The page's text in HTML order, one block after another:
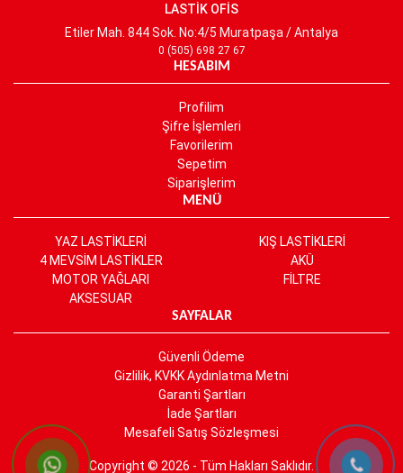
LASTİK OFİS
Etiler Mah. 844 Sok. No:4/5 Muratpaşa / Antalya
0 (505) 698 27 67
HESABIM
Profilim
Şifre İşlemleri
Favorilerim
Sepetim
Siparişlerim
MENÜ
YAZ LASTİKLERİ
KIŞ LASTİKLERİ
4 MEVSİM LASTİKLER
AKÜ
MOTOR YAĞLARI
FİLTRE
AKSESUAR
SAYFALAR
Güvenli Ödeme
Gizlilik, KVKK Aydınlatma Metni
Garanti Şartları
İade Şartları
Mesafeli Satış Sözleşmesi
Copyright © 2026 - Tüm Hakları Saklıdır.